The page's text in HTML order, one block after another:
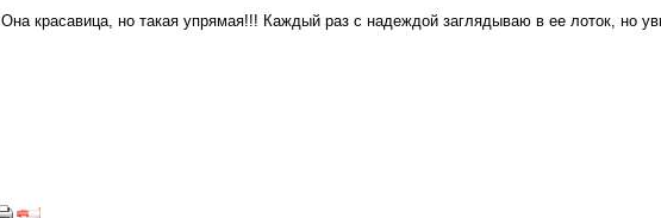
Она красавица, но такая упрямая!!! Каждый раз с надеждой заглядываю в ее лоток, но